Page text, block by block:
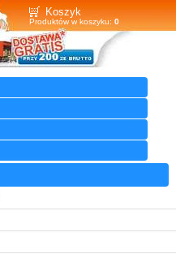
Koszyk
Produktów w koszyku: 0